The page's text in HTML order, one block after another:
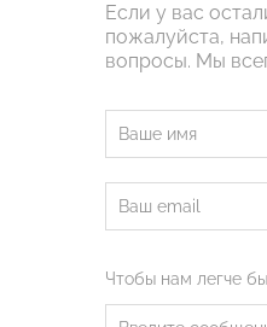
Если у вас
пожалуйста,
вопросы. Мы
Чтобы нам легче